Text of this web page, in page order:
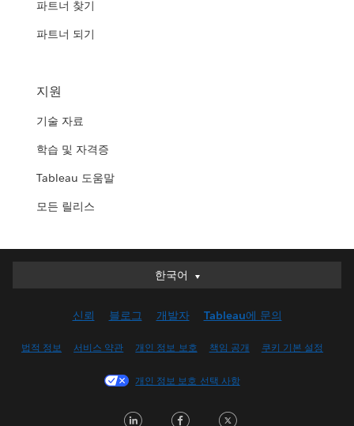
파트너 찾기
파트너 되기
지원
기술 자료
학습 및 자격증
Tableau 도움말
모든 릴리스
한국어
한국어
English (UK)
Français (Canada)
신뢰 블로그 개발자 Tableau에 문의
법적 정보 서비스 약관 개인 정보 보호 책임 공개 쿠키 기본 설정
개인 정보 보호 선택 사항
LinkedInFacebook